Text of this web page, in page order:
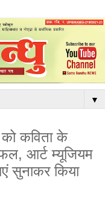
▼
को कविता के
आर्ट म्यूजियम
सुनाकर किया